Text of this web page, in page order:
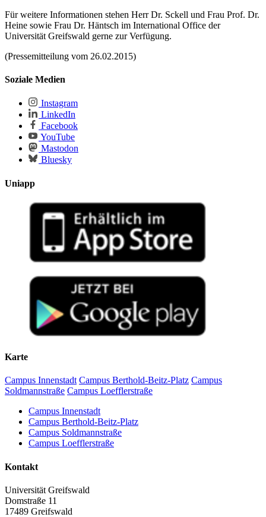
Für weitere Informationen stehen Herr Dr. Sckell und Frau Prof. Dr.
Heine sowie Frau Dr. Häntsch im International Office der
Universität Greifswald gerne zur Verfügung.
(Pressemitteilung vom 26.02.2015)
Soziale Medien
Instagram
LinkedIn
Facebook
YouTube
Mastodon
Bluesky
Uniapp
Karte
Campus Innenstadt Campus Berthold-Beitz-Platz Campus
Soldmannstraße Campus Loefflerstraße
Campus Innenstadt
Campus Berthold-Beitz-Platz
Campus Soldmannstraße
Campus Loefflerstraße
Kontakt
Universität Greifswald
Domstraße 11
17489 Greifswald